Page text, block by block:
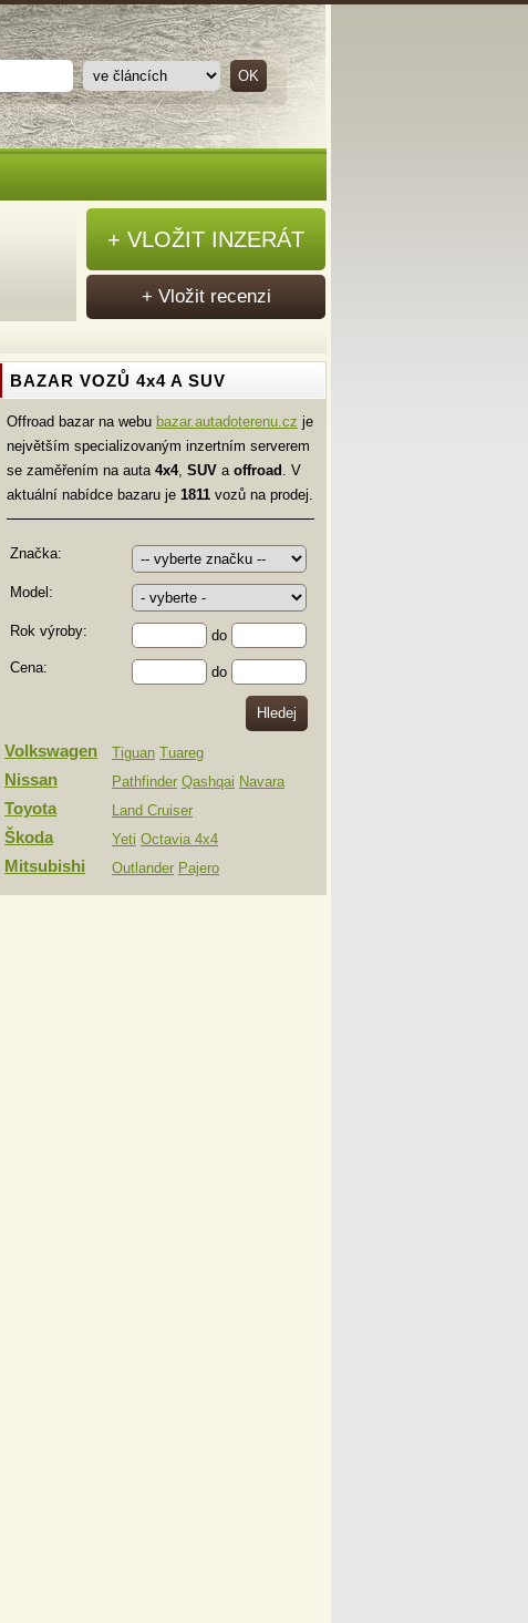
BAZAR VOZŮ 4x4 A SUV
Offroad bazar na webu bazar.autadoterenu.cz je
největším specializovaným inzertním serverem
se zaměřením na auta 4x4, SUV a offroad . V
aktuální nabídce bazaru je 1811 vozů na prodej.
Značka:
Model:
Rok výroby:
do
Cena:
do
Volkswagen Tiguan Tuareg
Nissan Pathfinder Qashqai Navara
Toyota Land Cruiser
Škoda Yeti Octavia 4x4
Mitsubishi Outlander Pajero
+ VLOŽIT INZERÁT
+ Vložit recenzi